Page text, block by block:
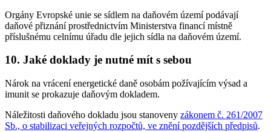
Orgány Evropské unie se sídlem na daňovém území podávají
daňové přiznání prostřednictvím Ministerstva financí místně
příslušnému celnímu úřadu dle jejich sídla na daňovém území.
10. Jaké doklady je nutné mít s sebou
Nárok na vrácení energetické daně osobám požívajícím výsad a
imunit se prokazuje daňovým dokladem.
Náležitosti daňového dokladu jsou stanoveny zákonem č. 261/2007
Sb., o stabilizaci veřejných rozpočtů, ve znění pozdějších předpisů.